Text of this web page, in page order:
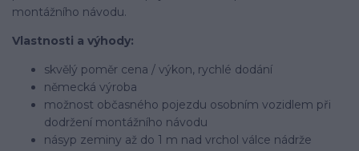
montážního návodu.
Vlastnosti a výhody:
skvělý poměr cena / výkon, rychlé dodání
německá výroba
možnost občasného pojezdu osobním vozidlem při
dodržení montážního návodu
násyp zeminy až do 1 m nad vrchol válce nádrže